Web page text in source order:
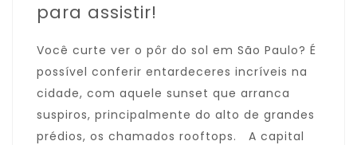
para assistir!
Você curte ver o pôr do sol em São Paulo? É
possível conferir entardeceres incríveis na
cidade, com aquele sunset que arranca
suspiros, principalmente do alto de grandes
prédios, os chamados rooftops. A capital